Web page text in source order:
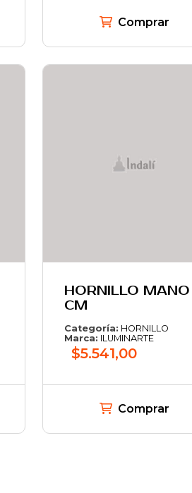
Comprar
HORNILLO MANO
CM
Categoría: HORNILLO
Marca: ILUMINARTE
$5.541,00
Comprar